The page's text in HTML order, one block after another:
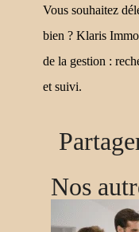
Vous souhaitez
bien ? Klaris
de la gestion :
et suivi.
Nos